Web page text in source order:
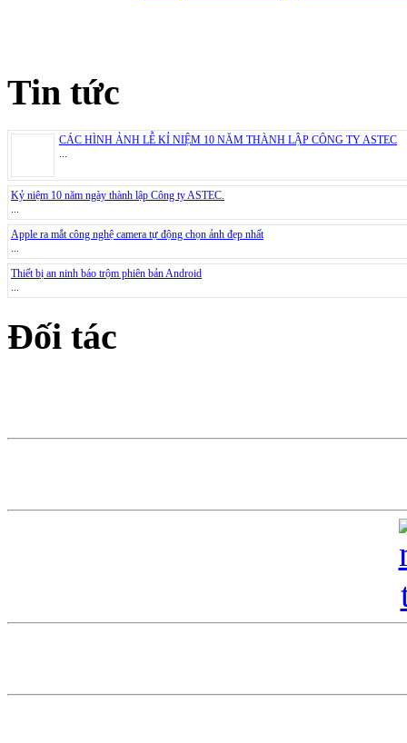
Tin tức
CÁC HÌNH ẢNH LỄ KỈ NIỆM 10 NĂM THÀNH LẬP CÔNG TY ASTEC
...
Kỷ niệm 10 năm ngày thành lập Công ty ASTEC.
...
Apple ra mắt công nghệ camera tự động chọn ảnh đẹp nhất
...
Thiết bị an ninh báo trộm phiên bản Android
...
Đối tác